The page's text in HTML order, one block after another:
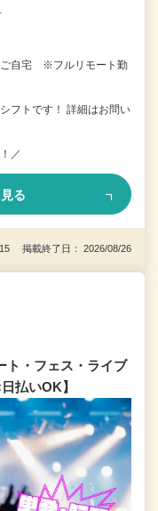
ご自宅 ※フルリモート勤
フトです！ 詳細はお問い
／
る
掲載終了日： 2026/08/26
ト・フェス・ライブ
払いOK】